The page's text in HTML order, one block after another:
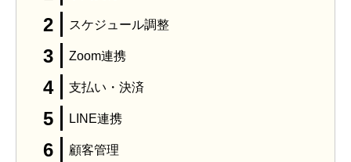
スケジュール調整
Zoom連携
支払い・決済
LINE連携
顧客管理